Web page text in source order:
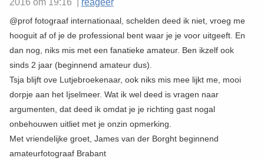
@prof fotograaf internationaal, schelden deed ik niet, vroeg me
hooguit af of je de professional bent waar je je voor uitgeeft. En
dan nog, niks mis met een fanatieke amateur. Ben ikzelf ook
sinds 2 jaar (beginnend amateur dus).
Tsja blijft ove Lutjebroekenaar, ook niks mis mee lijkt me, mooi
dorpje aan het Ijselmeer. Wat ik wel deed is vragen naar
argumenten, dat deed ik omdat je je richting gast nogal
onbehouwen uitliet met je onzin opmerking.
Met vriendelijke groet, James van der Borght beginnend
amateurfotograaf Brabant